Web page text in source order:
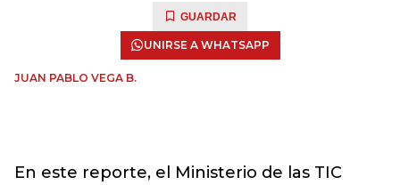
GUARDAR
UNIRSE A WHATSAPP
JUAN PABLO VEGA B.
En este reporte, el Ministerio de las TIC